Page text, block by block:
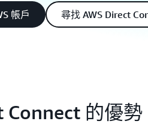
帳戶 尋找 AWS Direct
Connect 的優勢